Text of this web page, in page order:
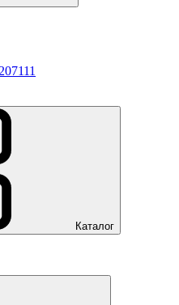
Каталог